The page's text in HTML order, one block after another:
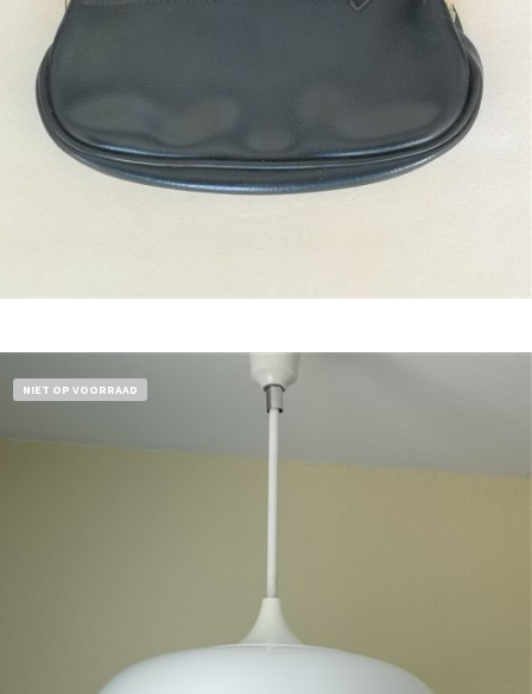
NIET OP VOORRAAD